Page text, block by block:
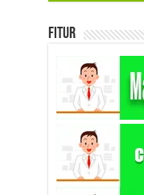
Fitur